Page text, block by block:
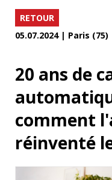
RETOUR
05.07.2024 | Paris (75)
20 ans de
comment
réinventé